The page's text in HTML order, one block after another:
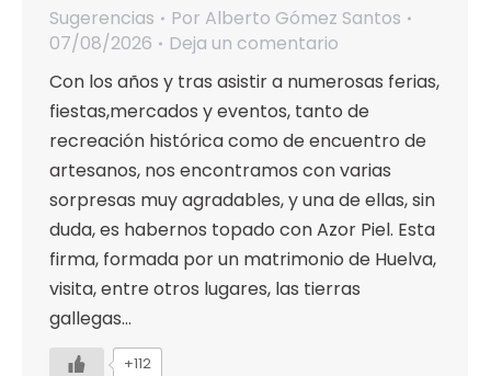
Sugerencias Por Alberto Gómez Santos
07/08/2026
Deja un comentario
Con los años y tras asistir a numerosas ferias,
fiestas,mercados y eventos, tanto de
recreación histórica como de encuentro de
artesanos, nos encontramos con varias
sorpresas muy agradables, y una de ellas, sin
duda, es habernos topado con Azor Piel. Esta
firma, formada por un matrimonio de Huelva,
visita, entre otros lugares, las tierras
gallegas…
+112